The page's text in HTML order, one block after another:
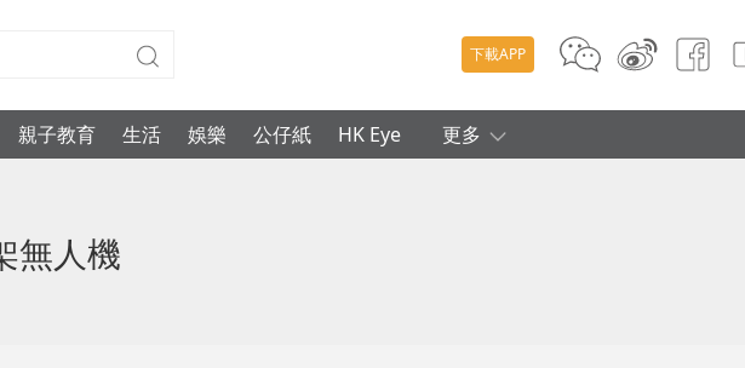
下載APP
親子教育 生活 娛樂 公仔紙 HK Eye 更多
無人機